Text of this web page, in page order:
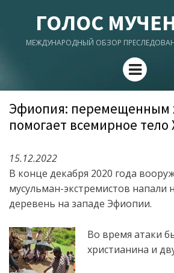
ГОЛОС
МЕЖДУНАРОДНЫЙ ОБЗОР
Menu
Эфиопия: перемещенным
помогает всемирное тело
15.12.2022
В конце декабря 2020 года
мусульман-экстремистов напали
деревень на западе Эфиопии.
Во время атаки
христианина и